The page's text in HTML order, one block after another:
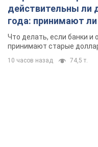
действительны ли
года: принимают
банки такие купюры
Что делать, если банки и
принимают старые
10 часов назад 74,5 т.